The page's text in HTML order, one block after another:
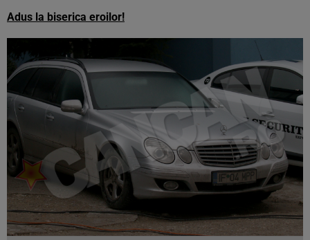
Adus la biserica eroilor!